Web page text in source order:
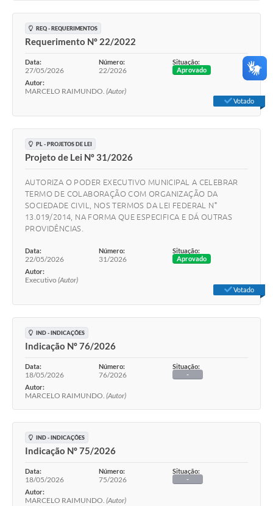
REQ - REQUERIMENTOS
Requerimento Nº 22/2022
Data:
27/05/2026
Número:
22/2026
Situação:
Aprovado
Autor:
MARCELO RAIMUNDO. (Autor)
Votado
PL - PROJETOS DE LEI
Projeto de Lei Nº 31/2026
AUTORIZA O PODER EXECUTIVO MUNICIPAL A CELEBRAR
TERMO DЕ COLABORAÇÃO COM ORGANIZAÇÃO DA
SOCIEDADE CIVIL, NOS TERMOS DA LEI FEDERAL N°
13.019/2014, NA FORMA QUE ESPECIFICA E DÁ OUTRAS
PROVIDÊNCIAS.
Data:
22/05/2026
Número:
31/2026
Situação:
Aprovado
Autor:
Executivo (Autor)
Votado
IND - INDICAÇÕES
Indicação Nº 76/2026
Data:
18/05/2026
Número:
76/2026
Situação:
-
Autor:
MARCELO RAIMUNDO. (Autor)
IND - INDICAÇÕES
Indicação Nº 75/2026
Data:
18/05/2026
Número:
75/2026
Situação:
-
Autor:
MARCELO RAIMUNDO. (Autor)